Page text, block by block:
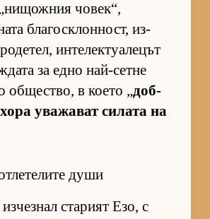
чо­век“,
бла­гос­к­лон­ност, из­
ин­те­лек­ту­а­ле­цът
за едно най-сетне
об­щес­т­во, в ко­ето „доб­
ува­жа­ват си­лата на
души
ста­рият Езо, с